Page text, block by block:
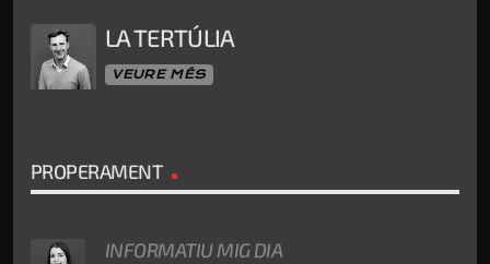
LA TERTÚLIA
VEURE MÉS
PROPERAMENT
INFORMATIU MIG DIA